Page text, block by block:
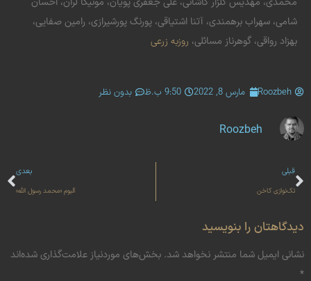
شامی، سهراب برهمندی، آتنا اشتیاقی، پورنگ پورشیرازی، رامین صفایی،
بهزاد رواقی، گوهرناز مسائلی، روزبه زرعی
Roozbeh مارس 8, 2022 9:50 ب.ظ بدون نظر
Roozbeh
قبلی
تک‌نوازی کاخن
بعدی
آلبوم «محمد رسول الله»
دیدگاهتان را بنویسید
نشانی ایمیل شما منتشر نخواهد شد. بخش‌های موردنیاز علامت‌گذاری شده‌اند
*